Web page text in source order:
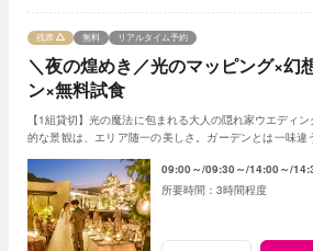
＼夜の煌めき／光のマッピング×幻
ン×無料試食
残席 無料 リアルタイム予約
【1組貸切】光の魔法に包まれる大人の隠れ家ウエディ
的な景観は、エリア随一の美しさ。ガーデンとは一味違
09:00～ 09:30～ 14:00～
3時間程度